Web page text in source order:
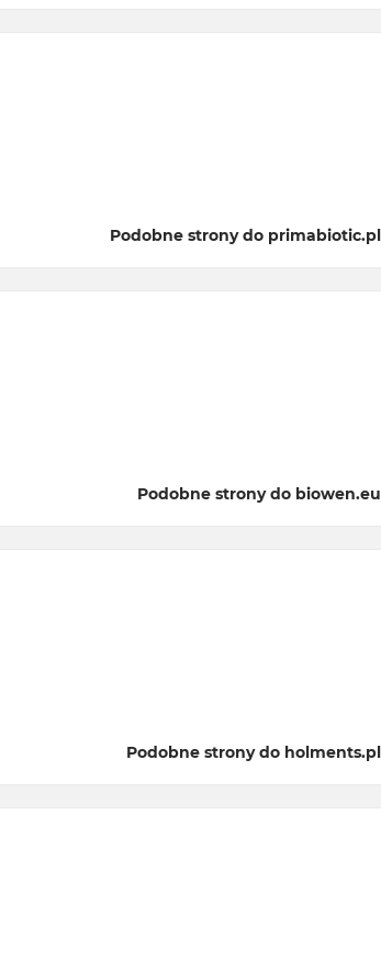
Podobne strony do primabiotic.pl
Podobne strony do biowen.eu
Podobne strony do holments.pl